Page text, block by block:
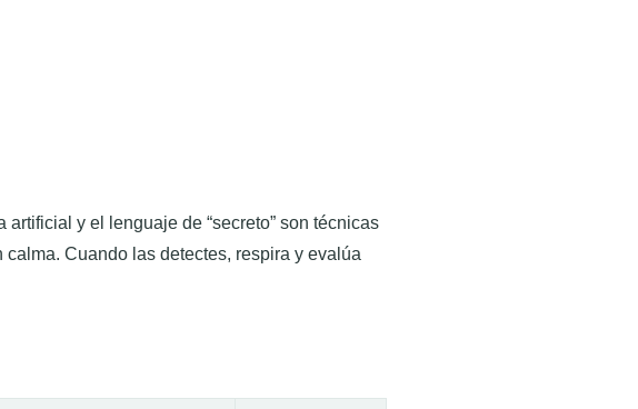
y el lenguaje de “secreto” son técnicas
Cuando las detectes, respira y evalúa